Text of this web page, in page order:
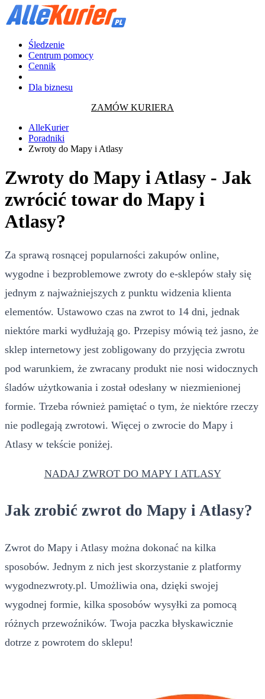
Śledzenie
Centrum pomocy
Cennik
Dla biznesu
ZAMÓW KURIERA
AlleKurier
Poradniki
Zwroty do Mapy i Atlasy
Zwroty do Mapy i Atlasy - Jak
zwrócić towar do Mapy i
Atlasy?
Za sprawą rosnącej popularności zakupów online,
wygodne i bezproblemowe zwroty do e-sklepów stały się
jednym z najważniejszych z punktu widzenia klienta
elementów. Ustawowo czas na zwrot to 14 dni, jednak
niektóre marki wydłużają go. Przepisy mówią też jasno, że
sklep internetowy jest zobligowany do przyjęcia zwrotu
pod warunkiem, że zwracany produkt nie nosi widocznych
śladów użytkowania i został odesłany w niezmienionej
formie. Trzeba również pamiętać o tym, że niektóre rzeczy
nie podlegają zwrotowi. Więcej o zwrocie do Mapy i
Atlasy w tekście poniżej.
NADAJ ZWROT DO MAPY I ATLASY
Jak zrobić zwrot do Mapy i Atlasy?
Zwrot do Mapy i Atlasy można dokonać na kilka
sposobów. Jednym z nich jest skorzystanie z platformy
wygodnezwroty.pl. Umożliwia ona, dzięki swojej
wygodnej formie, kilka sposobów wysyłki za pomocą
różnych przewoźników. Twoja paczka błyskawicznie
dotrze z powrotem do sklepu!